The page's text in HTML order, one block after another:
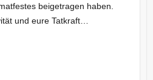
beigetragen haben.
und eure Tatkraft…